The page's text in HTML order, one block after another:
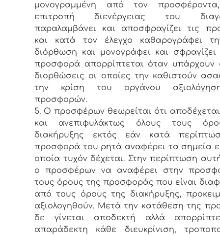
μονογραμμένη από τον
επιτροπή διενέργειας του
παραλαμβάνει και αποσφραγίζει τις
και κατά τον έλεγχο καθαρογράφει
διόρθωση και μονογράφει και
προσφορά απορρίπτεται όταν υπάρχουν
διορθώσεις οι οποίες την καθιστούν
την κρίση του οργάνου
προσφορών.
5. Ο προσφέρων θεωρείται ότι
και ανεπιφυλάκτως όλους τους
διακήρυξης εκτός εάν κατά
προσφορά του ρητά αναφέρει τα σημεία
οποία τυχόν δέχεται. Στην περίπτωση
ο προσφέρων να αναφέρει στην
τους όρους της προσφοράς που είναι
από τους όρους της διακήρυξης,
αξιολογηθούν. Μετά την κατάθεση της
δε γίνεται αποδεκτή αλλά
απαράδεκτη κάθε διευκρίνιση,